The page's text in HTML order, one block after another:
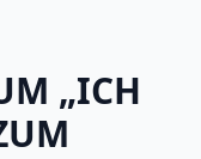
„ICH